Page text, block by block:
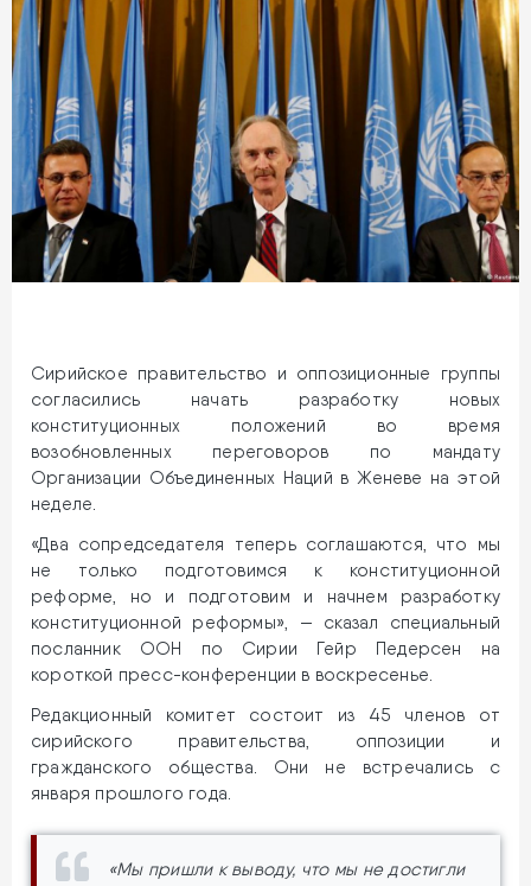
Сирийское правительство и оппозиционные группы
согласились начать разработку новых
конституционных положений во время
возобновленных переговоров по мандату
Организации Объединенных Наций в Женеве на этой
неделе.
«Два сопредседателя теперь соглашаются, что мы
не только подготовимся к конституционной
реформе, но и подготовим и начнем разработку
конституционной реформы», — сказал специальный
посланник ООН по Сирии Гейр Педерсен на
короткой пресс-конференции в воскресенье.
Редакционный комитет состоит из 45 членов от
сирийского правительства, оппозиции и
гражданского общества. Они не встречались с
января прошлого года.
«Мы пришли к выводу, что мы не достигли